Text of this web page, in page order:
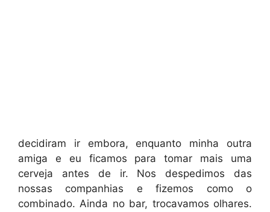
decidiram ir embora, enquanto minha outra
amiga e eu ficamos para tomar mais uma
cerveja antes de ir. Nos despedimos das
nossas companhias e fizemos como o
combinado. Ainda no bar, trocavamos olhares.